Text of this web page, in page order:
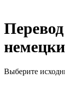
Выберите